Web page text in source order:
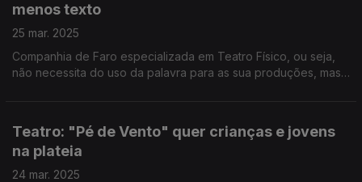
menos texto
25 mar. 2025
Companhia de Faro especializada em Teatro Físico, ou seja,
não necessita do uso da palavra para as sua produções, mas
Teatro: "Pé de Vento" quer crianças e jovens
na plateia
24 mar. 2025